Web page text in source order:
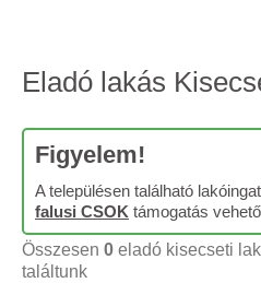
Eladó lakás
Figyelem!
A településen található
falusi CSOK támogatás
Összesen 0 eladó kisecseti
találtunk